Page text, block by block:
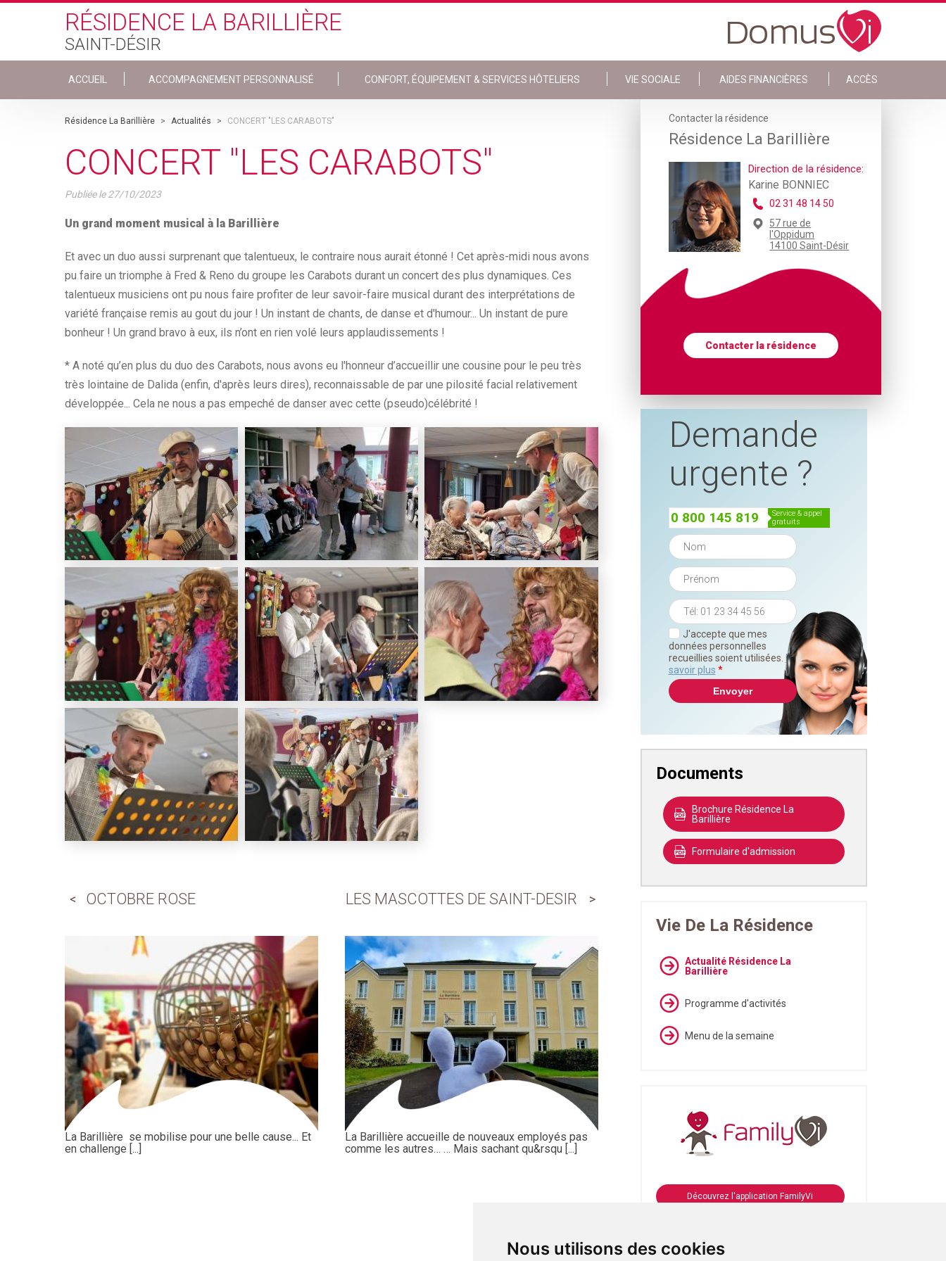
Nous utilisons des cookies
Skip to main content
RÉSIDENCE LA BARILLIÈRE
SAINT-DÉSIR
ACCUEIL ACCOMPAGNEMENT PERSONNALISÉ CONFORT, ÉQUIPEMENT & SERVICES HÔTELIERS VIE SOCIALE AIDES FINANCIÈRES ACCÈS
Résidence La Barillière > Actualités > CONCERT "LES CARABOTS"
CONCERT "LES CARABOTS"
Publiée le 27/10/2023
Un grand moment musical à la Barillière
Et avec un duo aussi surprenant que talentueux, le contraire nous aurait étonné ! Cet après-midi nous avons
pu faire un triomphe à Fred & Reno du groupe les Carabots durant un concert des plus dynamiques. Ces
talentueux musiciens ont pu nous faire profiter de leur savoir-faire musical durant des interprétations de
variété française remis au gout du jour ! Un instant de chants, de danse et d'humour... Un instant de pure
bonheur ! Un grand bravo à eux, ils n’ont en rien volé leurs applaudissements !
* A noté qu’en plus du duo des Carabots, nous avons eu l'honneur d’accueillir une cousine pour le peu très
très lointaine de Dalida (enfin, d'après leurs dires), reconnaissable de par une pilosité facial relativement
développée... Cela ne nous a pas empeché de danser avec cette (pseudo)célébrité !
OCTOBRE ROSE
La Barillière se mobilise pour une belle cause... Et
en challenge [...]
LES MASCOTTES DE SAINT-DESIR
La Barillière accueille de nouveaux employés pas
comme les autres… … Mais sachant qu&rsqu [...]
Contacter la résidence
Résidence La Barillière
Direction de la résidence:
Karine BONNIEC
02 31 48 14 50
57 rue de
l'Oppidum
14100 Saint-Désir
Contacter la résidence
Demande
urgente ?
0 800 145 819
service & appel
gratuits
J'accepte que mes
données personnelles
recueillies soient utilisées. En
savoir plus *
Documents
Brochure Résidence La
Barillière
Formulaire d'admission
Vie De La Résidence
Actualité Résidence La
Barillière
Programme d'activités
Menu de la semaine
Découvrez l'application FamilyVi